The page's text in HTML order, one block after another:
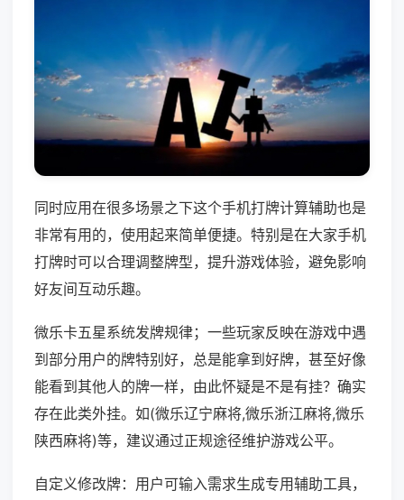
同时应用在很多场景之下这个手机打牌计算辅助也是
非常有用的，使用起来简单便捷。特别是在大家手机
打牌时可以合理调整牌型，提升游戏体验，避免影响
好友间互动乐趣。
微乐卡五星系统发牌规律；一些玩家反映在游戏中遇
到部分用户的牌特别好，总是能拿到好牌，甚至好像
能看到其他人的牌一样，由此怀疑是不是有挂？确实
存在此类外挂。如(微乐辽宁麻将,微乐浙江麻将,微乐
陕西麻将)等，建议通过正规途径维护游戏公平。
自定义修改牌：用户可输入需求生成专用辅助工具，